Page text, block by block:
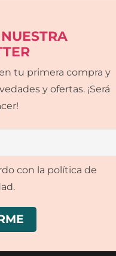
tu primera compra y
y ofertas. ¡Será
con la política de